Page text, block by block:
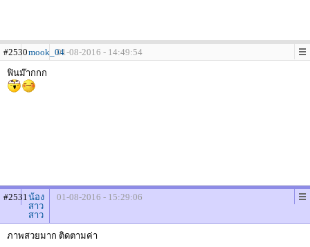
#2530mook_0401-08-2016 - 14:49:54
ฟินม๊ากกก
#2531น้อง
สาว
สาว
01-08-2016 - 15:29:06
ภาพสวยมาก ติดตามค่า